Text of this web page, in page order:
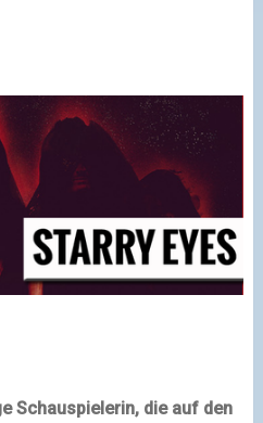
Schauspielerin, die auf den